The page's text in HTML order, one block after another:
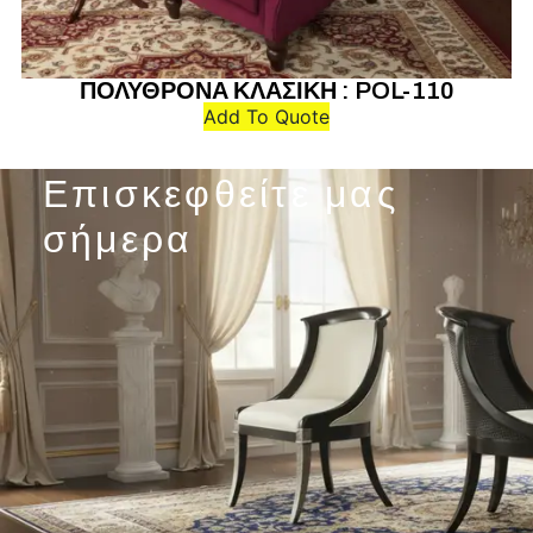
ΠΟΛΥΘΡΟΝΑ ΚΛΑΣΙΚΗ : POL-110
Add To Quote
Επισκεφθείτε μας
σήμερα